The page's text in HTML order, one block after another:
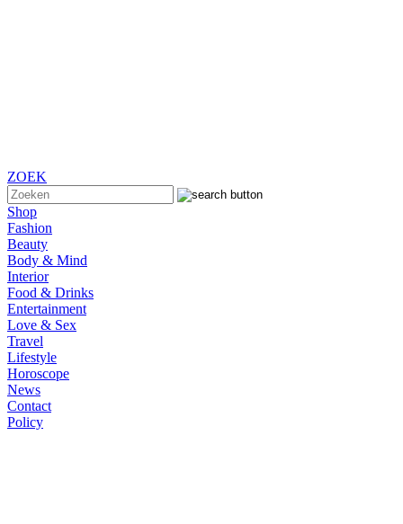
ZOEK
Shop
Fashion
Beauty
Body & Mind
Interior
Food & Drinks
Entertainment
Love & Sex
Travel
Lifestyle
Horoscope
News
Contact
Policy